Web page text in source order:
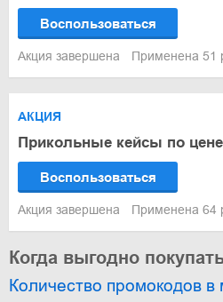
Воспользоваться
Акция завершена Применена 51
АКЦИЯ
Прикольные кейсы по
Воспользоваться
Акция завершена Применена 64
Когда выгодно
Количество промокодов в